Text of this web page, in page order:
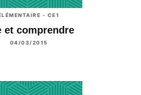
- CE1
et comprendre
04/03/2015